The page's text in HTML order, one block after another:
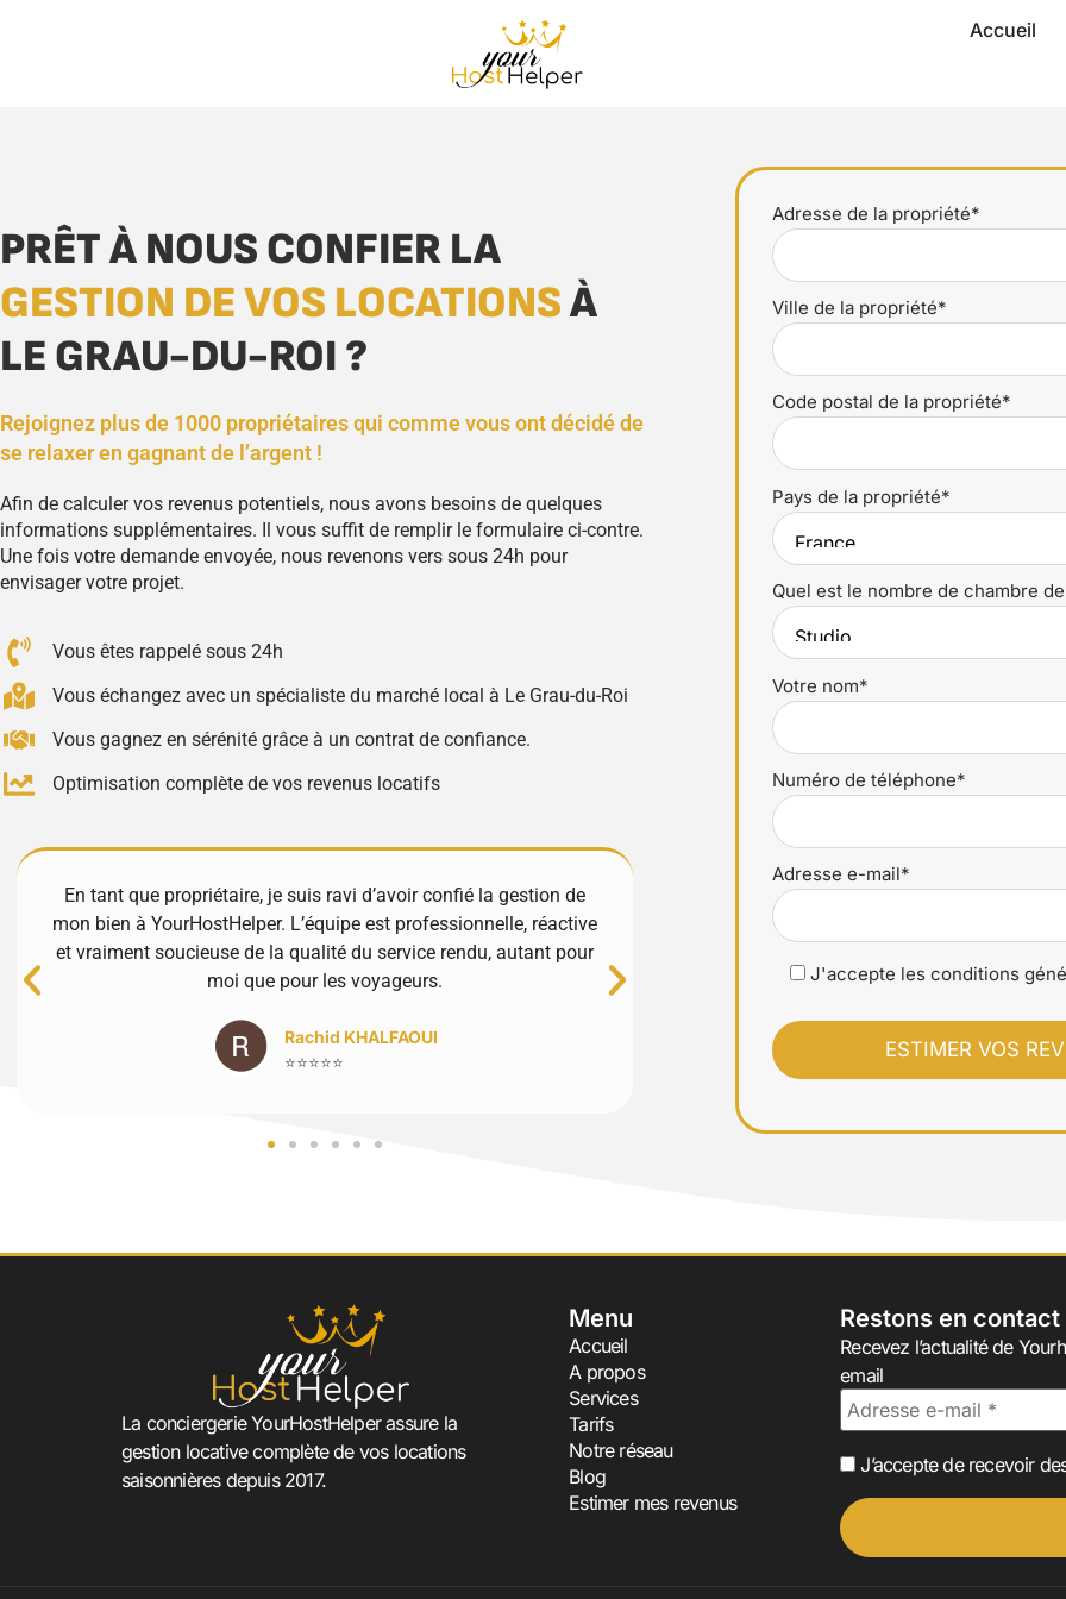
Accueil
PRÊT À NOUS CONFIER LA
GESTION DE VOS LOCATIONSÀ
LE GRAU-DU-ROI ?
Rejoignez plus de 1000 propriétaires qui comme vous ont décidé de
se relaxer en gagnant de l’argent !
Afin de calculer vos revenus potentiels, nous avons besoins de quelques
informations supplémentaires. Il vous suffit de remplir le formulaire ci-contre.
Une fois votre demande envoyée, nous revenons vers sous 24h pour
envisager votre projet.
Vous êtes rappelé sous 24h
Vous échangez avec un spécialiste du marché local à Le Grau-du-Roi
Vous gagnez en sérénité grâce à un contrat de confiance.
Optimisation complète de vos revenus locatifs
En tant que propriétaire, je suis ravi d’avoir confié la gestion de
mon bien à YourHostHelper. L’équipe est professionnelle, réactive
et vraiment soucieuse de la qualité du service rendu, autant pour
moi que pour les voyageurs.
Rachid KHALFAOUI
⭐⭐⭐⭐⭐
Excellente expérience avec YourHostHelper
et très réactifs, ils gèrent tout avec soin et
Adresse de la propriété*
Ville de la propriété*
Code postal de la propriété*
Pays de la propriété*
Quel est le nombre de chambre
Votre nom*
Numéro de téléphone*
Adresse e-mail*
J'accepte les conditions
La conciergerie YourHostHelper assure la
gestion locative complète de vos locations
saisonnières depuis 2017.
Menu
Accueil
A propos
Services
Tarifs
Notre réseau
Blog
Estimer mes revenus
Restons en contact
Recevez l’actualité de
email
J’accepte de recevoir